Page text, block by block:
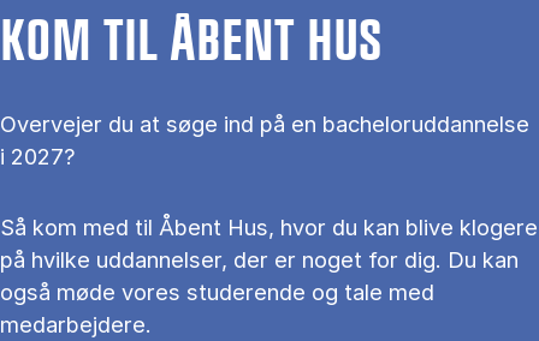
KOM TIL ÅBENT HUS
Overvejer du at søge ind på en bacheloruddannelse
i 2027?
Så kom med til Åbent Hus, hvor du kan blive klogere
på hvilke uddannelser, der er noget for dig. Du kan
også møde vores studerende og tale med
medarbejdere.